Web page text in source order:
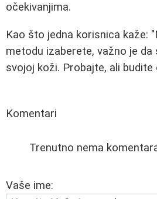
očekivanjima.
Kao što jedna korisnica kaže:
metodu izaberete, važno je
svojoj koži. Probajte, ali budite
Komentari
Trenutno nema
Vaše ime: